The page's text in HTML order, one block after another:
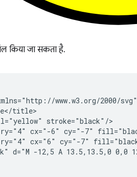
किया जा सकता है.
www.w3.org/2000/
title>
stroke="black"/>
cx="-6" cy="-7"
cx="6" cy="-7"
d="M -12,5 A 13.5,13.5,0 0,0